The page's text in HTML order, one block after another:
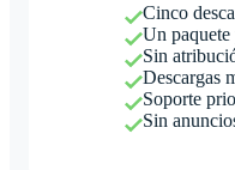
Cinco
Un paquete
Sin
Descargas
Soporte
Sin